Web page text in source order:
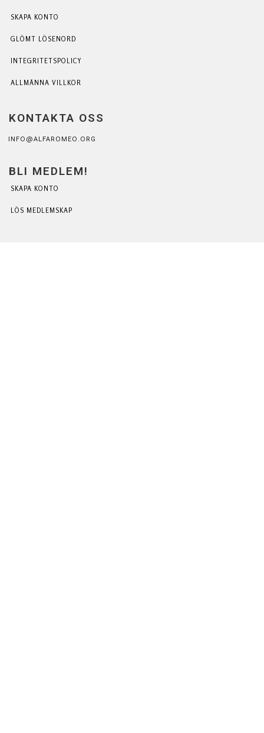
SKAPA KONTO
GLÖMT LÖSENORD
INTEGRITETSPOLICY
ALLMÄNNA VILLKOR
KONTAKTA OSS
INFO@ALFAROMEO.ORG
BLI MEDLEM!
SKAPA KONTO
LÖS MEDLEMSKAP